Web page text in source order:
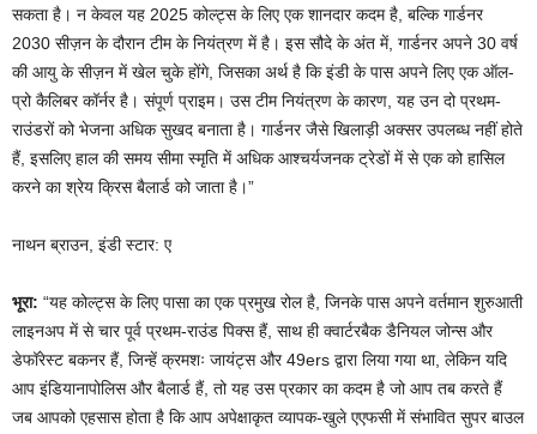
सकता है। न केवल यह 2025 कोल्ट्स के लिए एक शानदार कदम है, बल्कि गार्डनर
2030 सीज़न के दौरान टीम के नियंत्रण में है। इस सौदे के अंत में, गार्डनर अपने 30 वर्ष
की आयु के सीज़न में खेल चुके होंगे, जिसका अर्थ है कि इंडी के पास अपने लिए एक ऑल-
प्रो कैलिबर कॉर्नर है। संपूर्ण प्राइम। उस टीम नियंत्रण के कारण, यह उन दो प्रथम-
राउंडरों को भेजना अधिक सुखद बनाता है। गार्डनर जैसे खिलाड़ी अक्सर उपलब्ध नहीं होते
हैं, इसलिए हाल की समय सीमा स्मृति में अधिक आश्चर्यजनक ट्रेडों में से एक को हासिल
करने का श्रेय क्रिस बैलार्ड को जाता है।”
नाथन ब्राउन, इंडी स्टार: ए
भूरा: “यह कोल्ट्स के लिए पासा का एक प्रमुख रोल है, जिनके पास अपने वर्तमान शुरुआती
लाइनअप में से चार पूर्व प्रथम-राउंड पिक्स हैं, साथ ही क्वार्टरबैक डैनियल जोन्स और
डेफॉरेस्ट बकनर हैं, जिन्हें क्रमशः जायंट्स और 49ers द्वारा लिया गया था, लेकिन यदि
आप इंडियानापोलिस और बैलार्ड हैं, तो यह उस प्रकार का कदम है जो आप तब करते हैं
जब आपको एहसास होता है कि आप अपेक्षाकृत व्यापक-खुले एएफसी में संभावित सुपर बाउल